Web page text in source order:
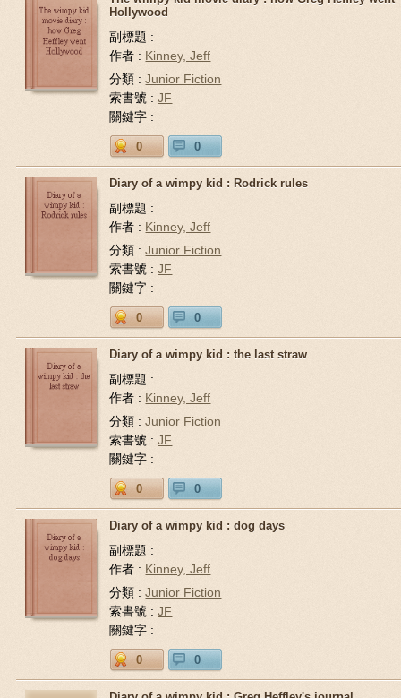
Hollywood
副標題 :
作者 : Kinney, Jeff
分類 :Junior Fiction
索書號 :JF
關鍵字 :
0 0
Diary of a wimpy kid : Rodrick rules
副標題 :
作者 : Kinney, Jeff
分類 :Junior Fiction
索書號 :JF
關鍵字 :
0 0
Diary of a wimpy kid : the last straw
副標題 :
作者 : Kinney, Jeff
分類 :Junior Fiction
索書號 :JF
關鍵字 :
0 0
Diary of a wimpy kid : dog days
副標題 :
作者 : Kinney, Jeff
分類 :Junior Fiction
索書號 :JF
關鍵字 :
0 0